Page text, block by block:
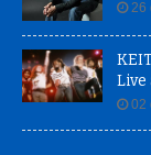
26
Live
02